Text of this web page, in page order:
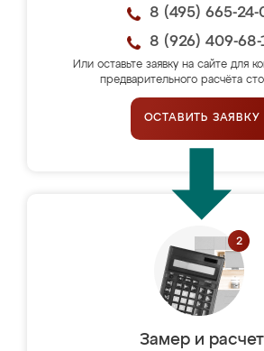
8 (495) 665-24-
8 (926) 409-68-
Или оставьте заявку на сайте для
предварительного расчёта
ОСТАВИТЬ ЗАЯВКУ
Замер и расчет